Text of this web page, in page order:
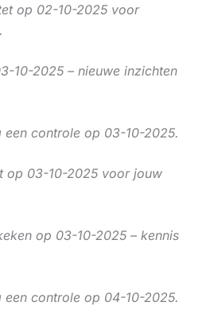
op 02-10-2025 voor
10-2025 – nieuwe inzichten
een controle op 03-10-2025.
op 03-10-2025 voor jouw
op 03-10-2025 – kennis
een controle op 04-10-2025.